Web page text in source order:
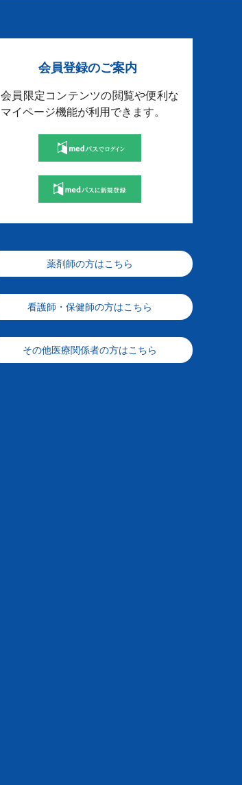
会員登録のご案内
会員限定コンテンツの閲覧や便利な
マイページ機能が利用できます。
薬剤師の方はこちら
看護師・保健師の方はこちら
その他医療関係者の方はこちら